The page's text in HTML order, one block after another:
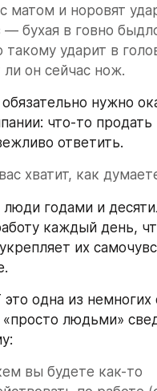
матом и норовят
— бухая в говно
такому ударит в
ли он сейчас нож.
нужно
что-то продать
ответить.
хватит, как
годами и
каждый день,
их
это одна из немногих
«просто людьми»
вы будете как-то